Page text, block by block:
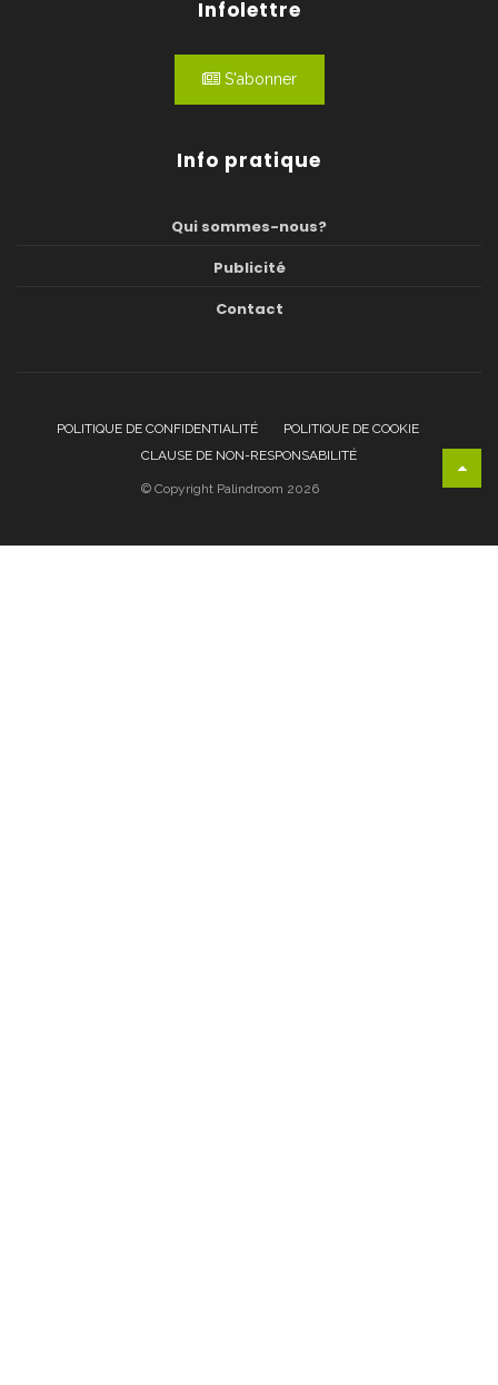
Infolettre
S'abonner
Info pratique
Qui sommes-nous?
Publicité
Contact
POLITIQUE DE CONFIDENTIALITÉ
POLITIQUE DE COOKIE
CLAUSE DE NON-RESPONSABILITÉ
© Copyright Palindroom 2026